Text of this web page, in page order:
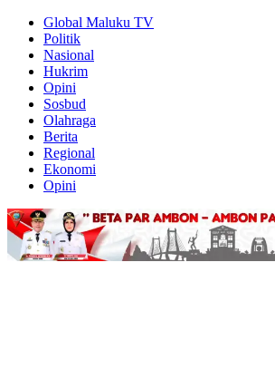
Global Maluku TV
Politik
Nasional
Hukrim
Opini
Sosbud
Olahraga
Berita
Regional
Ekonomi
Opini